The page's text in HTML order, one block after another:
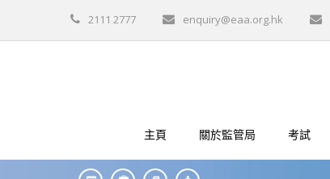
2111 2777 enquiry@eaa.org.hk
主頁 關於監管局 考試